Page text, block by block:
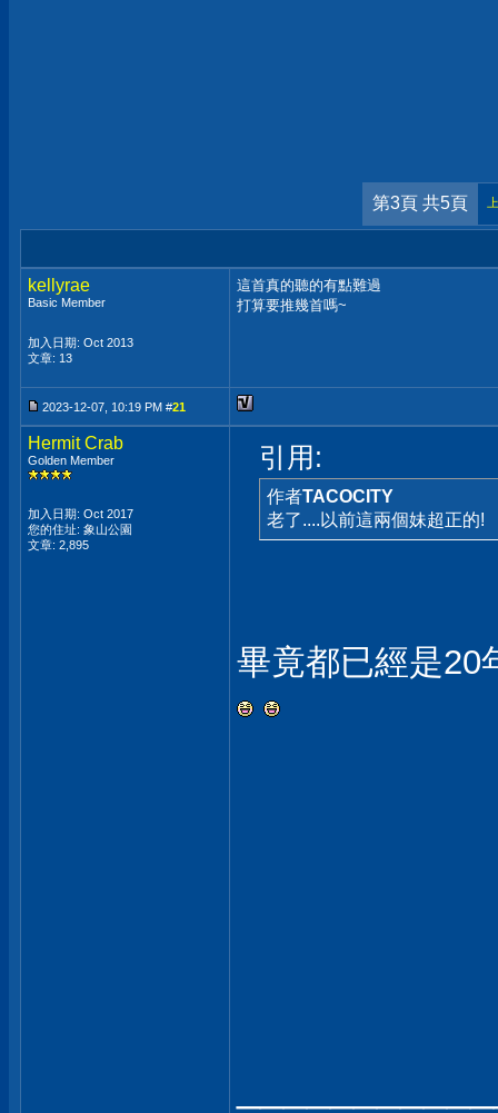
第3頁 共5頁
kellyrae
Basic Member
加入日期: Oct 2013
文章: 13
這首真的聽的有點難過
打算要推幾首嗎~
2023-12-07, 10:19 PM #21
Hermit Crab
Golden Member
加入日期: Oct 2017
您的住址: 象山公園
文章: 2,895
引用:
作者TACOCITY
老了....以前這兩個妹超正的!
畢竟都已經是20